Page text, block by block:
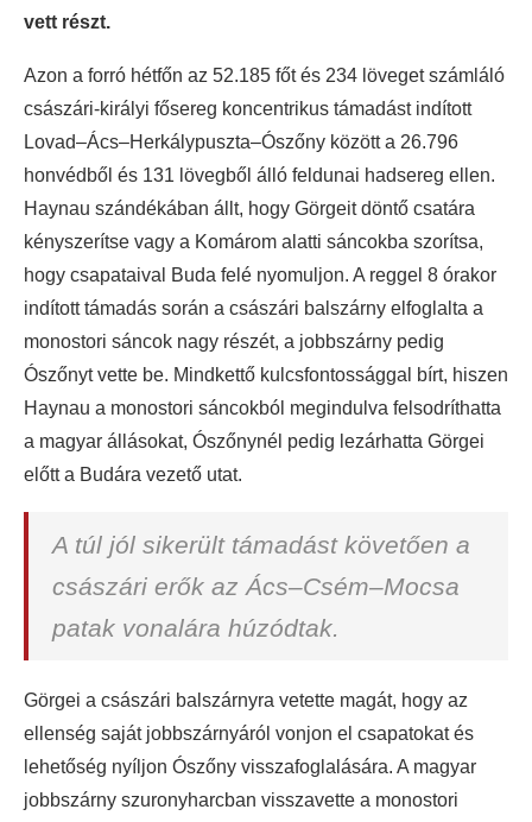
vett részt.
Azon a forró hétfőn az 52.185 főt és 234 löveget számláló
császári-királyi fősereg koncentrikus támadást indított
Lovad–Ács–Herkálypuszta–Ószőny között a 26.796
honvédből és 131 lövegből álló feldunai hadsereg ellen.
Haynau szándékában állt, hogy Görgeit döntő csatára
kényszerítse vagy a Komárom alatti sáncokba szorítsa,
hogy csapataival Buda felé nyomuljon. A reggel 8 órakor
indított támadás során a császári balszárny elfoglalta a
monostori sáncok nagy részét, a jobbszárny pedig
Ószőnyt vette be. Mindkettő kulcsfontossággal bírt, hiszen
Haynau a monostori sáncokból megindulva felsodríthatta
a magyar állásokat, Ószőnynél pedig lezárhatta Görgei
előtt a Budára vezető utat.
A túl jól sikerült támadást követően a
császári erők az Ács–Csém–Mocsa
patak vonalára húzódtak.
Görgei a császári balszárnyra vetette magát, hogy az
ellenség saját jobbszárnyáról vonjon el csapatokat és
lehetőség nyíljon Ószőny visszafoglalására. A magyar
jobbszárny szuronyharcban visszavette a monostori